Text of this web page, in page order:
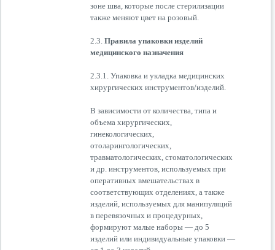
зоне шва, которые после стерилизации
также меняют цвет на розовый.
2.3.Правила упаковки изделий
медицинского назначения
2.3.1. Упаковка и укладка медицинских
хирургических инструментов/изделий.
В зависимости от количества, типа и
объема хирургических,
гинекологических,
отоларингологических,
травматологических, стоматологических
и др. инструментов, используемых при
оперативных вмешательствах в
соответствующих отделениях, а также
изделий, используемых для манипуляций
в перевязочных и процедурных,
формируют малые наборы — до 5
изделий или индивидуальные упаковки —